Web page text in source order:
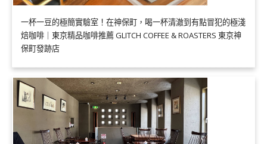
一杯一豆的極簡實驗室！在神保町，喝一杯清澈到有點冒犯的極淺
焙咖啡｜東京精品咖啡推薦 GLITCH COFFEE & ROASTERS 東京神
保町發跡店